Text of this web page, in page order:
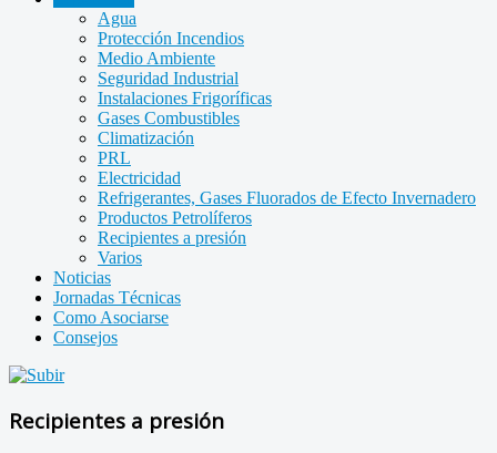
Agua
Protección Incendios
Medio Ambiente
Seguridad Industrial
Instalaciones Frigoríficas
Gases Combustibles
Climatización
PRL
Electricidad
Refrigerantes, Gases Fluorados de Efecto Invernadero
Productos Petrolíferos
Recipientes a presión
Varios
Noticias
Jornadas Técnicas
Como Asociarse
Consejos
Recipientes a presión